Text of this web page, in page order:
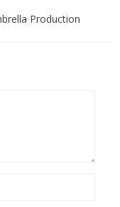
Production